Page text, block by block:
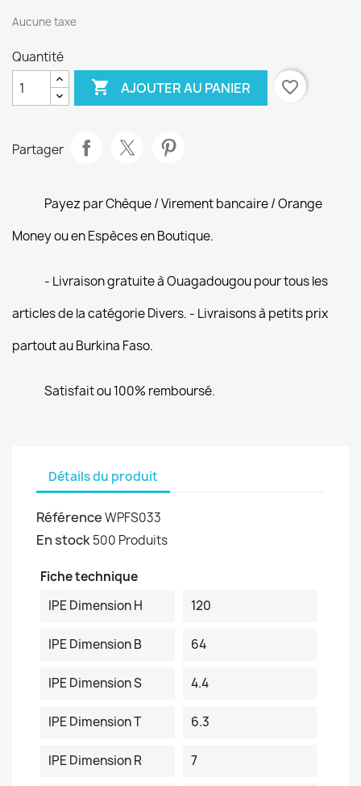
Aucune taxe
Quantité
 AJOUTER AU PANIER favorite_border
Partager
Payez par Chèque / Virement bancaire / Orange
Money ou en Espèces en Boutique.
- Livraison gratuite à Ouagadougou pour tous les
articles de la catégorie Divers. - Livraisons à petits prix
partout au Burkina Faso.
Satisfait ou 100% remboursé.
Détails du produit
RéférenceWPFS033
En stock500 Produits
Fiche technique
IPE Dimension H
120
IPE Dimension B 64
IPE Dimension S 4.4
IPE Dimension T 6.3
IPE Dimension R 7